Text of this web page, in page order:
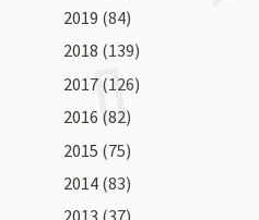
2019 (84)
2018 (139)
2017 (126)
2016 (82)
2015 (75)
2014 (83)